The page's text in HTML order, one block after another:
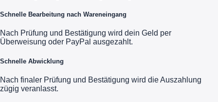
Schnelle Bearbeitung nach Wareneingang
Nach Prüfung und Bestätigung wird dein Geld per
Überweisung oder PayPal ausgezahlt.
Schnelle Abwicklung
Nach finaler Prüfung und Bestätigung wird die Auszahlung
zügig veranlasst.